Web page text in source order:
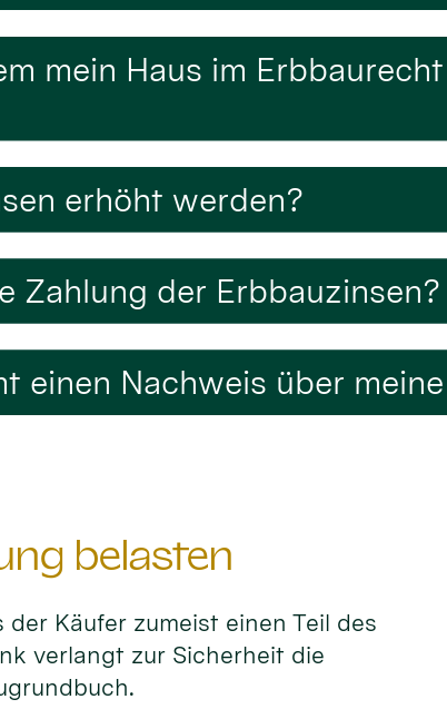
mein Haus im
erhöht werden?
Zahlung der Erbbauzinsen?
einen Nachweis über
belasten
Käufer zumeist einen Teil des
verlangt zur Sicherheit die